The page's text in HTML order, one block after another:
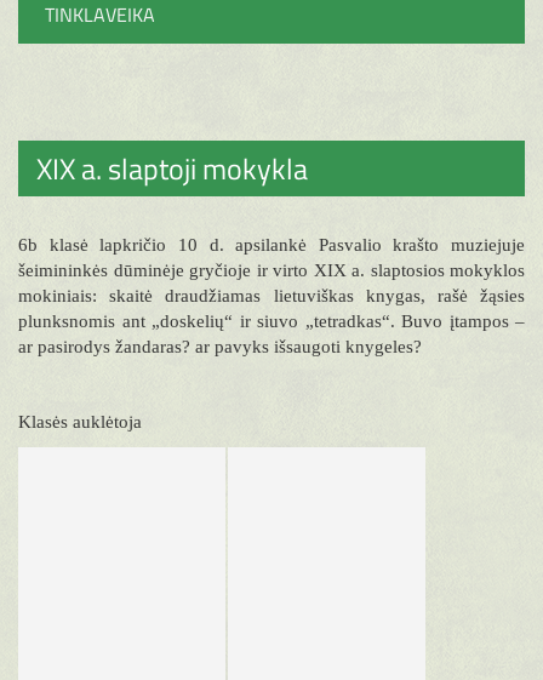
TINKLAVEIKA
XIX a. slaptoji mokykla
6b klasė lapkričio 10 d. apsilankė Pasvalio krašto muziejuje
šeimininkės dūminėje gryčioje ir virto XIX a. slaptosios mokyklos
mokiniais: skaitė draudžiamas lietuviškas knygas, rašė žąsies
plunksnomis ant „doskelių“ ir siuvo „tetradkas“. Buvo įtampos –
ar pasirodys žandaras? ar pavyks išsaugoti knygeles?
Klasės auklėtoja